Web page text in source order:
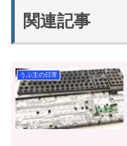
関連記事
うぷ主の日常